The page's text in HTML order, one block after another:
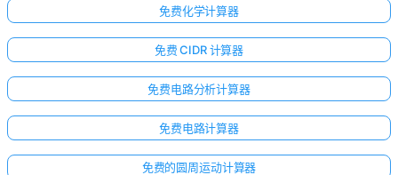
免费化学计算器
免费 CIDR 计算器
免费电路分析计算器
免费电路计算器
免费的圆周运动计算器